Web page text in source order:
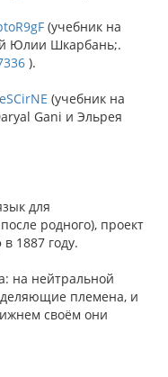
(учебник на
Юлии Шкарбань;.
).
(учебник на
Gani и Эльрея
для
родного), проект
1887 году.
на нейтральной
племена, и
своём они